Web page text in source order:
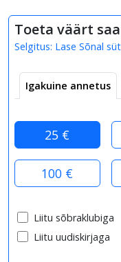
Toeta väärt
Selgitus: Lase Sõnal
Igakuine annetus
25 €
100 €
Liitu sõbraklubiga
Liitu uudiskirjaga